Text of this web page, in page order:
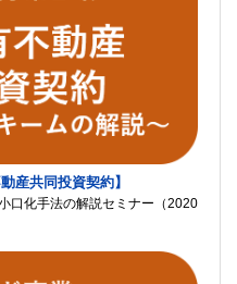
産共同投資契約】
口化手法の解説セミナー（2020